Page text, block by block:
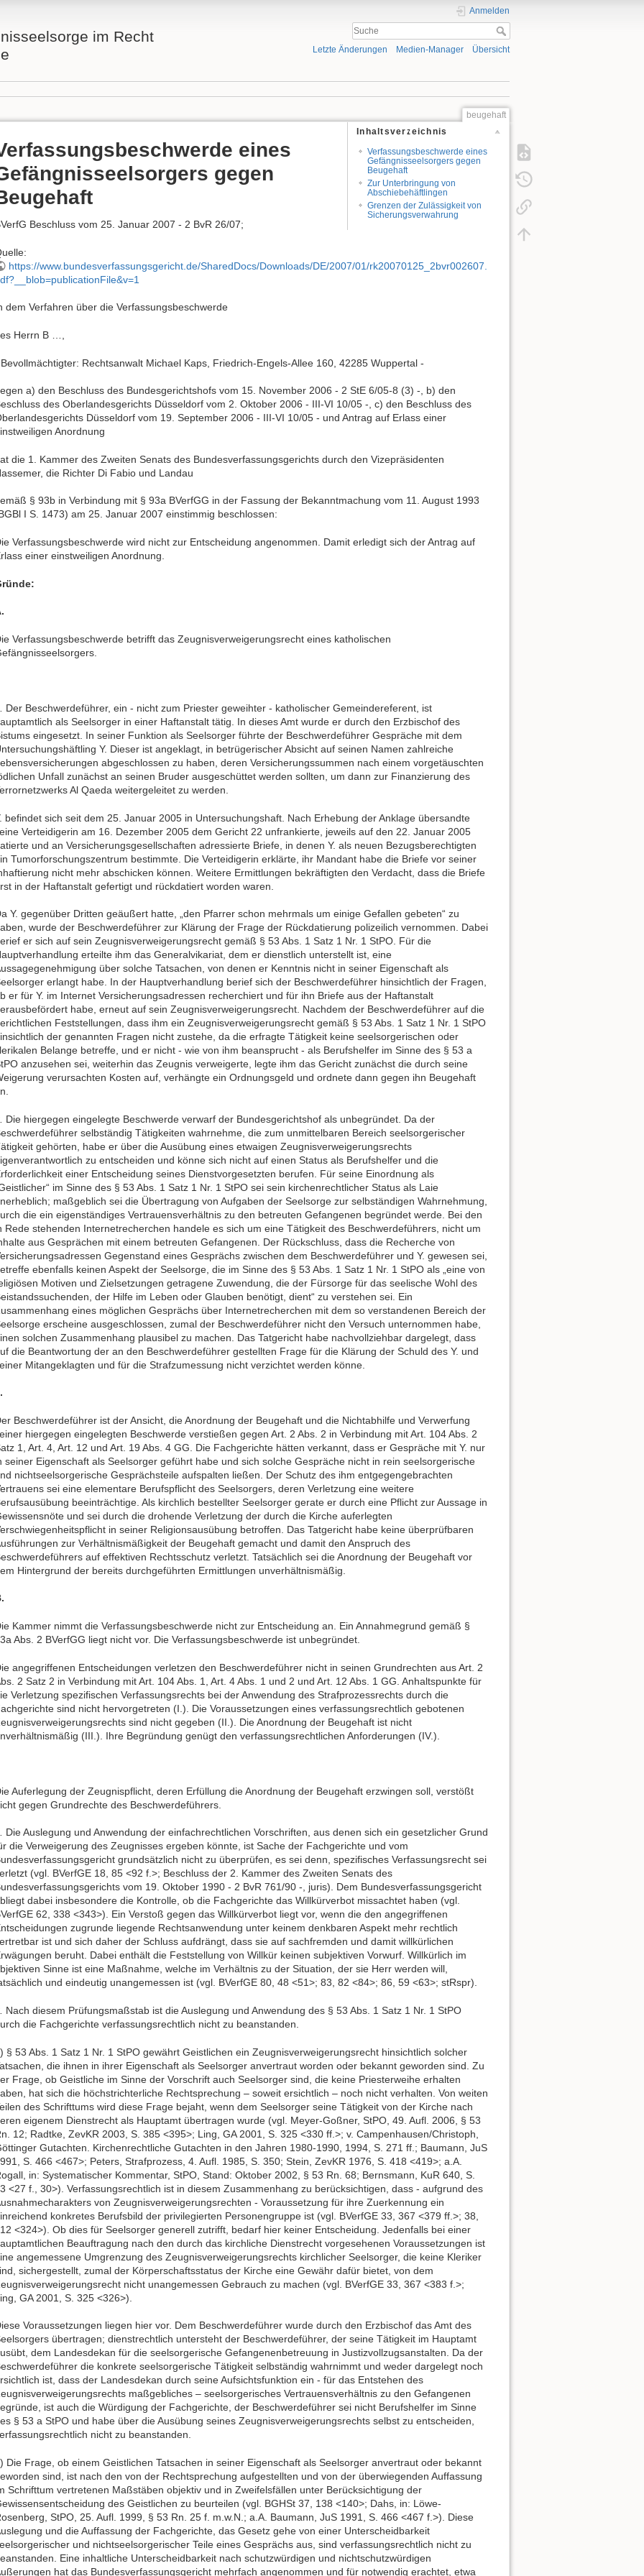
im Recht
Anmelden
Letzte Änderungen Medien-Manager Übersicht
beugehaft
Inhaltsverzeichnis
Verfassungsbeschwerde eines
Gefängnisseelsorgers gegen
Beugehaft
Zur Unterbringung von
Abschiebehäftlingen
Grenzen der Zulässigkeit von
Sicherungsverwahrung
eines
gegen
Beschluss vom 25. Januar 2007 - 2 BvR 26/07;
https://www.bundesverfassungsgericht.de/SharedDocs/Downloads/DE/2007/01/rk20070125_2bvr002607.
dem Verfahren über die Verfassungsbeschwerde
Herrn B …,
Rechtsanwalt Michael Kaps, Friedrich-Engels-Allee 160, 42285 Wuppertal -
a) den Beschluss des Bundesgerichtshofs vom 15. November 2006 - 2 StE 6/05-8 (3) -, b) den
des Oberlandesgerichts Düsseldorf vom 2. Oktober 2006 - III-VI 10/05 -, c) den Beschluss des
Düsseldorf vom 19. September 2006 - III-VI 10/05 - und Antrag auf Erlass einer
Anordnung
die 1. Kammer des Zweiten Senats des Bundesverfassungsgerichts durch den Vizepräsidenten
die Richter Di Fabio und Landau
§ 93b in Verbindung mit § 93a BVerfGG in der Fassung der Bekanntmachung vom 11. August 1993
I S. 1473) am 25. Januar 2007 einstimmig beschlossen:
Verfassungsbeschwerde wird nicht zur Entscheidung angenommen. Damit erledigt sich der Antrag auf
einer einstweiligen Anordnung.
Verfassungsbeschwerde betrifft das Zeugnisverweigerungsrecht eines katholischen
Der Beschwerdeführer, ein - nicht zum Priester geweihter - katholischer Gemeindereferent, ist
als Seelsorger in einer Haftanstalt tätig. In dieses Amt wurde er durch den Erzbischof des
eingesetzt. In seiner Funktion als Seelsorger führte der Beschwerdeführer Gespräche mit dem
Y. Dieser ist angeklagt, in betrügerischer Absicht auf seinen Namen zahlreiche
abgeschlossen zu haben, deren Versicherungssummen nach einem vorgetäuschten
Unfall zunächst an seinen Bruder ausgeschüttet werden sollten, um dann zur Finanzierung des
Al Qaeda weitergeleitet zu werden.
befindet sich seit dem 25. Januar 2005 in Untersuchungshaft. Nach Erhebung der Anklage übersandte
Verteidigerin am 16. Dezember 2005 dem Gericht 22 unfrankierte, jeweils auf den 22. Januar 2005
und an Versicherungsgesellschaften adressierte Briefe, in denen Y. als neuen Bezugsberechtigten
Tumorforschungszentrum bestimmte. Die Verteidigerin erklärte, ihr Mandant habe die Briefe vor seiner
nicht mehr abschicken können. Weitere Ermittlungen bekräftigten den Verdacht, dass die Briefe
in der Haftanstalt gefertigt und rückdatiert worden waren.
Y. gegenüber Dritten geäußert hatte, „den Pfarrer schon mehrmals um einige Gefallen gebeten“ zu
wurde der Beschwerdeführer zur Klärung der Frage der Rückdatierung polizeilich vernommen. Dabei
er sich auf sein Zeugnisverweigerungsrecht gemäß § 53 Abs. 1 Satz 1 Nr. 1 StPO. Für die
erteilte ihm das Generalvikariat, dem er dienstlich unterstellt ist, eine
über solche Tatsachen, von denen er Kenntnis nicht in seiner Eigenschaft als
erlangt habe. In der Hauptverhandlung berief sich der Beschwerdeführer hinsichtlich der Fragen,
er für Y. im Internet Versicherungsadressen recherchiert und für ihn Briefe aus der Haftanstalt
habe, erneut auf sein Zeugnisverweigerungsrecht. Nachdem der Beschwerdeführer auf die
Feststellungen, dass ihm ein Zeugnisverweigerungsrecht gemäß § 53 Abs. 1 Satz 1 Nr. 1 StPO
der genannten Fragen nicht zustehe, da die erfragte Tätigkeit keine seelsorgerischen oder
Belange betreffe, und er nicht - wie von ihm beansprucht - als Berufshelfer im Sinne des § 53 a
anzusehen sei, weiterhin das Zeugnis verweigerte, legte ihm das Gericht zunächst die durch seine
verursachten Kosten auf, verhängte ein Ordnungsgeld und ordnete dann gegen ihn Beugehaft
Die hiergegen eingelegte Beschwerde verwarf der Bundesgerichtshof als unbegründet. Da der
selbständig Tätigkeiten wahrnehme, die zum unmittelbaren Bereich seelsorgerischer
gehörten, habe er über die Ausübung eines etwaigen Zeugnisverweigerungsrechts
zu entscheiden und könne sich nicht auf einen Status als Berufshelfer und die
einer Entscheidung seines Dienstvorgesetzten berufen. Für seine Einordnung als
im Sinne des § 53 Abs. 1 Satz 1 Nr. 1 StPO sei sein kirchenrechtlicher Status als Laie
maßgeblich sei die Übertragung von Aufgaben der Seelsorge zur selbständigen Wahrnehmung,
die ein eigenständiges Vertrauensverhältnis zu den betreuten Gefangenen begründet werde. Bei den
Rede stehenden Internetrecherchen handele es sich um eine Tätigkeit des Beschwerdeführers, nicht um
aus Gesprächen mit einem betreuten Gefangenen. Der Rückschluss, dass die Recherche von
Gegenstand eines Gesprächs zwischen dem Beschwerdeführer und Y. gewesen sei,
ebenfalls keinen Aspekt der Seelsorge, die im Sinne des § 53 Abs. 1 Satz 1 Nr. 1 StPO als „eine von
Motiven und Zielsetzungen getragene Zuwendung, die der Fürsorge für das seelische Wohl des
der Hilfe im Leben oder Glauben benötigt, dient“ zu verstehen sei. Ein
eines möglichen Gesprächs über Internetrecherchen mit dem so verstandenen Bereich der
erscheine ausgeschlossen, zumal der Beschwerdeführer nicht den Versuch unternommen habe,
solchen Zusammenhang plausibel zu machen. Das Tatgericht habe nachvollziehbar dargelegt, dass
die Beantwortung der an den Beschwerdeführer gestellten Frage für die Klärung der Schuld des Y. und
Mitangeklagten und für die Strafzumessung nicht verzichtet werden könne.
Beschwerdeführer ist der Ansicht, die Anordnung der Beugehaft und die Nichtabhilfe und Verwerfung
hiergegen eingelegten Beschwerde verstießen gegen Art. 2 Abs. 2 in Verbindung mit Art. 104 Abs. 2
1, Art. 4, Art. 12 und Art. 19 Abs. 4 GG. Die Fachgerichte hätten verkannt, dass er Gespräche mit Y. nur
seiner Eigenschaft als Seelsorger geführt habe und sich solche Gespräche nicht in rein seelsorgerische
nichtseelsorgerische Gesprächsteile aufspalten ließen. Der Schutz des ihm entgegengebrachten
sei eine elementare Berufspflicht des Seelsorgers, deren Verletzung eine weitere
beeinträchtige. Als kirchlich bestellter Seelsorger gerate er durch eine Pflicht zur Aussage in
und sei durch die drohende Verletzung der durch die Kirche auferlegten
in seiner Religionsausübung betroffen. Das Tatgericht habe keine überprüfbaren
zur Verhältnismäßigkeit der Beugehaft gemacht und damit den Anspruch des
auf effektiven Rechtsschutz verletzt. Tatsächlich sei die Anordnung der Beugehaft vor
Hintergrund der bereits durchgeführten Ermittlungen unverhältnismäßig.
Kammer nimmt die Verfassungsbeschwerde nicht zur Entscheidung an. Ein Annahmegrund gemäß §
Abs. 2 BVerfGG liegt nicht vor. Die Verfassungsbeschwerde ist unbegründet.
angegriffenen Entscheidungen verletzen den Beschwerdeführer nicht in seinen Grundrechten aus Art. 2
2 Satz 2 in Verbindung mit Art. 104 Abs. 1, Art. 4 Abs. 1 und 2 und Art. 12 Abs. 1 GG. Anhaltspunkte für
Verletzung spezifischen Verfassungsrechts bei der Anwendung des Strafprozessrechts durch die
sind nicht hervorgetreten (I.). Die Voraussetzungen eines verfassungsrechtlich gebotenen
sind nicht gegeben (II.). Die Anordnung der Beugehaft ist nicht
(III.). Ihre Begründung genügt den verfassungsrechtlichen Anforderungen (IV.).
Auferlegung der Zeugnispflicht, deren Erfüllung die Anordnung der Beugehaft erzwingen soll, verstößt
gegen Grundrechte des Beschwerdeführers.
Die Auslegung und Anwendung der einfachrechtlichen Vorschriften, aus denen sich ein gesetzlicher Grund
die Verweigerung des Zeugnisses ergeben könnte, ist Sache der Fachgerichte und vom
grundsätzlich nicht zu überprüfen, es sei denn, spezifisches Verfassungsrecht sei
(vgl. BVerfGE 18, 85 <92 f.>; Beschluss der 2. Kammer des Zweiten Senats des
vom 19. Oktober 1990 - 2 BvR 761/90 -, juris). Dem Bundesverfassungsgericht
dabei insbesondere die Kontrolle, ob die Fachgerichte das Willkürverbot missachtet haben (vgl.
62, 338 <343>). Ein Verstoß gegen das Willkürverbot liegt vor, wenn die den angegriffenen
zugrunde liegende Rechtsanwendung unter keinem denkbaren Aspekt mehr rechtlich
ist und sich daher der Schluss aufdrängt, dass sie auf sachfremden und damit willkürlichen
beruht. Dabei enthält die Feststellung von Willkür keinen subjektiven Vorwurf. Willkürlich im
Sinne ist eine Maßnahme, welche im Verhältnis zu der Situation, der sie Herr werden will,
und eindeutig unangemessen ist (vgl. BVerfGE 80, 48 <51>; 83, 82 <84>; 86, 59 <63>; stRspr).
Nach diesem Prüfungsmaßstab ist die Auslegung und Anwendung des § 53 Abs. 1 Satz 1 Nr. 1 StPO
die Fachgerichte verfassungsrechtlich nicht zu beanstanden.
§ 53 Abs. 1 Satz 1 Nr. 1 StPO gewährt Geistlichen ein Zeugnisverweigerungsrecht hinsichtlich solcher
die ihnen in ihrer Eigenschaft als Seelsorger anvertraut worden oder bekannt geworden sind. Zu
Frage, ob Geistliche im Sinne der Vorschrift auch Seelsorger sind, die keine Priesterweihe erhalten
hat sich die höchstrichterliche Rechtsprechung – soweit ersichtlich – noch nicht verhalten. Von weiten
des Schrifttums wird diese Frage bejaht, wenn dem Seelsorger seine Tätigkeit von der Kirche nach
eigenem Dienstrecht als Hauptamt übertragen wurde (vgl. Meyer-Goßner, StPO, 49. Aufl. 2006, § 53
12; Radtke, ZevKR 2003, S. 385 <395>; Ling, GA 2001, S. 325 <330 ff.>; v. Campenhausen/Christoph,
Gutachten. Kirchenrechtliche Gutachten in den Jahren 1980-1990, 1994, S. 271 ff.; Baumann, JuS
S. 466 <467>; Peters, Strafprozess, 4. Aufl. 1985, S. 350; Stein, ZevKR 1976, S. 418 <419>; a.A.
in: Systematischer Kommentar, StPO, Stand: Oktober 2002, § 53 Rn. 68; Bernsmann, KuR 640, S.
<27 f., 30>). Verfassungsrechtlich ist in diesem Zusammenhang zu berücksichtigen, dass - aufgrund des
von Zeugnisverweigerungsrechten - Voraussetzung für ihre Zuerkennung ein
konkretes Berufsbild der privilegierten Personengruppe ist (vgl. BVerfGE 33, 367 <379 ff.>; 38,
<324>). Ob dies für Seelsorger generell zutrifft, bedarf hier keiner Entscheidung. Jedenfalls bei einer
Beauftragung nach den durch das kirchliche Dienstrecht vorgesehenen Voraussetzungen ist
angemessene Umgrenzung des Zeugnisverweigerungsrechts kirchlicher Seelsorger, die keine Kleriker
sichergestellt, zumal der Körperschaftsstatus der Kirche eine Gewähr dafür bietet, von dem
nicht unangemessen Gebrauch zu machen (vgl. BVerfGE 33, 367 <383 f.>;
GA 2001, S. 325 <326>).
Voraussetzungen liegen hier vor. Dem Beschwerdeführer wurde durch den Erzbischof das Amt des
übertragen; dienstrechtlich untersteht der Beschwerdeführer, der seine Tätigkeit im Hauptamt
dem Landesdekan für die seelsorgerische Gefangenenbetreuung in Justizvollzugsanstalten. Da der
die konkrete seelsorgerische Tätigkeit selbständig wahrnimmt und weder dargelegt noch
ist, dass der Landesdekan durch seine Aufsichtsfunktion ein - für das Entstehen des
maßgebliches – seelsorgerisches Vertrauensverhältnis zu den Gefangenen
ist auch die Würdigung der Fachgerichte, der Beschwerdeführer sei nicht Berufshelfer im Sinne
§ 53 a StPO und habe über die Ausübung seines Zeugnisverweigerungsrechts selbst zu entscheiden,
nicht zu beanstanden.
Die Frage, ob einem Geistlichen Tatsachen in seiner Eigenschaft als Seelsorger anvertraut oder bekannt
sind, ist nach den von der Rechtsprechung aufgestellten und von der überwiegenden Auffassung
Schrifttum vertretenen Maßstäben objektiv und in Zweifelsfällen unter Berücksichtigung der
des Geistlichen zu beurteilen (vgl. BGHSt 37, 138 <140>; Dahs, in: Löwe-
StPO, 25. Aufl. 1999, § 53 Rn. 25 f. m.w.N.; a.A. Baumann, JuS 1991, S. 466 <467 f.>). Diese
und die Auffassung der Fachgerichte, das Gesetz gehe von einer Unterscheidbarkeit
und nichtseelsorgerischer Teile eines Gesprächs aus, sind verfassungsrechtlich nicht zu
Eine inhaltliche Unterscheidbarkeit nach schutzwürdigen und nichtschutzwürdigen
hat das Bundesverfassungsgericht mehrfach angenommen und für notwendig erachtet, etwa